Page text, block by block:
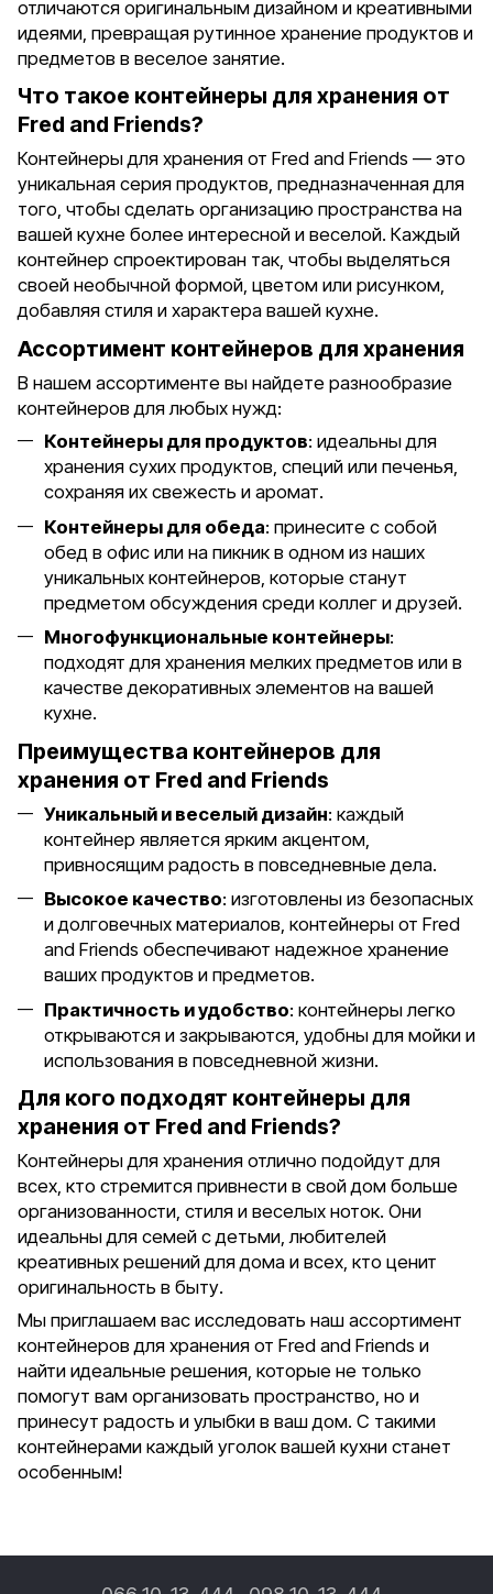
отличаются оригинальным дизайном и креативными
идеями, превращая рутинное хранение продуктов и
предметов в веселое занятие.
Что такое контейнеры для хранения от
Fred and Friends?
Контейнеры для хранения от Fred and Friends — это
уникальная серия продуктов, предназначенная для
того, чтобы сделать организацию пространства на
вашей кухне более интересной и веселой. Каждый
контейнер спроектирован так, чтобы выделяться
своей необычной формой, цветом или рисунком,
добавляя стиля и характера вашей кухне.
Ассортимент контейнеров для хранения
В нашем ассортименте вы найдете разнообразие
контейнеров для любых нужд:
Контейнеры для продуктов: идеальны для
хранения сухих продуктов, специй или печенья,
сохраняя их свежесть и аромат.
Контейнеры для обеда: принесите с собой
обед в офис или на пикник в одном из наших
уникальных контейнеров, которые станут
предметом обсуждения среди коллег и друзей.
Многофункциональные контейнеры:
подходят для хранения мелких предметов или в
качестве декоративных элементов на вашей
кухне.
Преимущества контейнеров для
хранения от Fred and Friends
Уникальный и веселый дизайн: каждый
контейнер является ярким акцентом,
привносящим радость в повседневные дела.
Высокое качество: изготовлены из безопасных
и долговечных материалов, контейнеры от Fred
and Friends обеспечивают надежное хранение
ваших продуктов и предметов.
Практичность и удобство: контейнеры легко
открываются и закрываются, удобны для мойки и
использования в повседневной жизни.
Для кого подходят контейнеры для
хранения от Fred and Friends?
Контейнеры для хранения отлично подойдут для
всех, кто стремится привнести в свой дом больше
организованности, стиля и веселых ноток. Они
идеальны для семей с детьми, любителей
креативных решений для дома и всех, кто ценит
оригинальность в быту.
Мы приглашаем вас исследовать наш ассортимент
контейнеров для хранения от Fred and Friends и
найти идеальные решения, которые не только
помогут вам организовать пространство, но и
принесут радость и улыбки в ваш дом. С такими
контейнерами каждый уголок вашей кухни станет
особенным!